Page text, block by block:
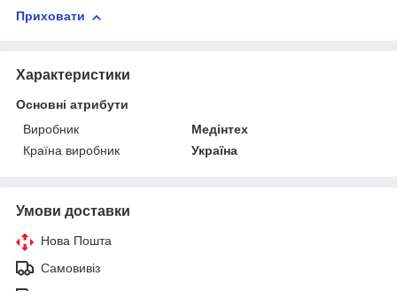
Приховати
Характеристики
Основні атрибути
Виробник
Медінтех
Країна виробник
Україна
Умови доставки
Нова Пошта
Самовивіз